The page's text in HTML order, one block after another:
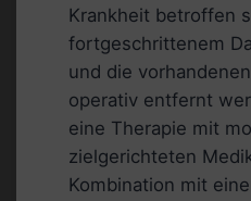
Krankheit betroffen
fortgeschrittenem
und die
operativ entfernt
eine Therapie mit
zielgerichteten
Kombination mit